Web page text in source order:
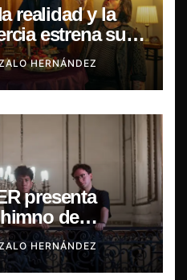
realidad y la
estrena su
HERNÁNDEZ
presenta
de
inspirado en
HERNÁNDEZ